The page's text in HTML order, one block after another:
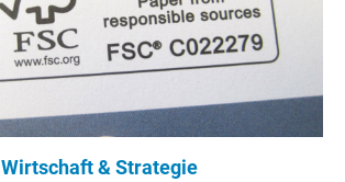
Wirtschaft & Strategie